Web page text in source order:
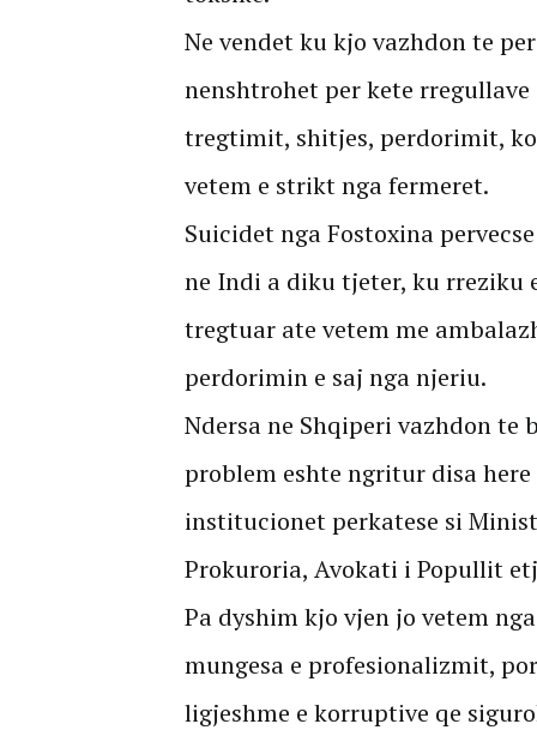
Ne vendet ku kjo vazhdon te
nenshtrohet per kete
tregtimit, shitjes, perdorimit,
vetem e strikt nga fermeret.
Suicidet nga Fostoxina
ne Indi a diku tjeter, ku rreziku
tregtuar ate vetem me
perdorimin e saj nga njeriu.
Ndersa ne Shqiperi vazhdon te
problem eshte ngritur disa
institucionet perkatese si
Prokuroria, Avokati i Popullit
Pa dyshim kjo vjen jo vetem
mungesa e profesionalizmit,
ligjeshme e korruptive qe